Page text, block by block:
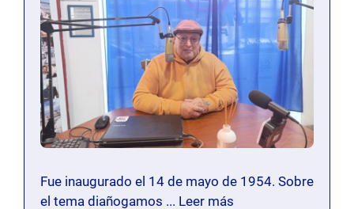
Fue inaugurado el 14 de mayo de 1954. Sobre
el tema diañogamos ... Leer más